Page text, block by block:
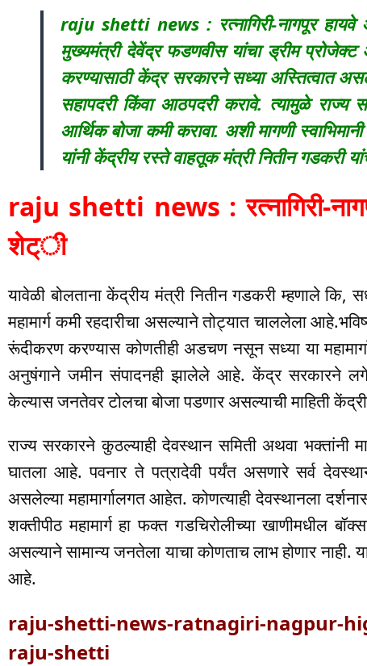
raju shetti news : रत्नागिरी-नागपूर
मुख्यमंत्री देवेंद्र फडणवीस यांचा ड्रीम प्रोजेक्ट
करण्यासाठी केंद्र सरकारने सध्या अस्तित्वात
सहापदरी किंवा आठपदरी करावे. त्यामुळे राज्य
आर्थिक बोजा कमी करावा. अशी मागणी
यांनी केंद्रीय रस्ते वाहतूक मंत्री नितीन गडकरी
raju shetti news : रत्नागिरी-
शेट्ी
यावेळी बोलताना केंद्रीय मंत्री नितीन गडकरी म्हणाले कि,
महामार्ग कमी रहदारीचा असल्याने तोट्यात चाललेला
रूंदीकरण करण्यास कोणतीही अडचण नसून सध्या या
अनुषंगाने जमीन संपादनही झालेले आहे. केंद्र सरकारने
केल्यास जनतेवर टोलचा बोजा पडणार असल्याची माहिती
राज्य सरकारने कुठल्याही देवस्थान समिती अथवा भक्तांनी
घातला आहे. पवनार ते पत्रादेवी पर्यंत असणारे सर्व
असलेल्या महामार्गालगत आहेत. कोणत्याही देवस्थानला
शक्तीपीठ महामार्ग हा फक्त गडचिरोलीच्या खाणीमधील
असल्याने सामान्य जनतेला याचा कोणताच लाभ होणार नाही.
आहे.
raju-shetti-news-ratnagiri-nagpur-
raju-shetti